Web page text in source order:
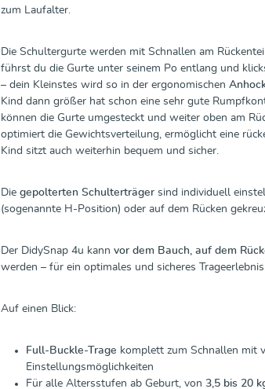
zum Laufalter.
Die Schultergurte werden mit Schnallen am
führst du die Gurte unter seinem Po entlang und
– dein Kleinstes wird so in der ergonomischen
Kind dann größer hat schon eine sehr gute
können die Gurte umgesteckt und weiter oben am
optimiert die Gewichtsverteilung, ermöglicht eine
Kind sitzt auch weiterhin bequem und sicher.
Die gepolterten Schulterträger sind individuell
(sogenannte H-Position) oder auf dem Rücken
Der DidySnap 4u kann vor dem Bauch, auf dem
werden – für ein optimales und sicheres
Auf einen Blick:
Full-Buckle-Trage komplett zum Schnallen mit
Einstellungsmöglichkeiten
Für alle Altersstufen ab Geburt, von 3,5 bis 20